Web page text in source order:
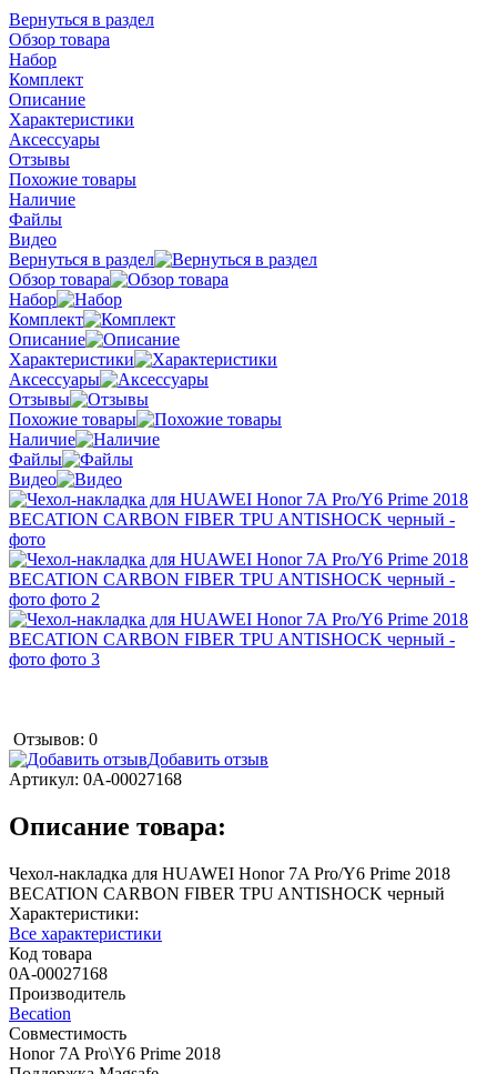
Вернуться в раздел
Обзор товара
Набор
Комплект
Описание
Характеристики
Аксессуары
Отзывы
Похожие товары
Наличие
Файлы
Видео
Вернуться в раздел
Обзор товара
Набор
Комплект
Описание
Характеристики
Аксессуары
Отзывы
Похожие товары
Наличие
Файлы
Видео
Отзывов: 0
Добавить отзыв
Артикул: 0А-00027168
Описание товара:
Чехол-накладка для HUAWEI Honor 7A Pro/Y6 Prime 2018
BECATION CARBON FIBER TPU ANTISHOCK черный
Характеристики:
Все характеристики
Код товара
0А-00027168
Производитель
Becation
Совместимость
Honor 7A Pro\Y6 Prime 2018